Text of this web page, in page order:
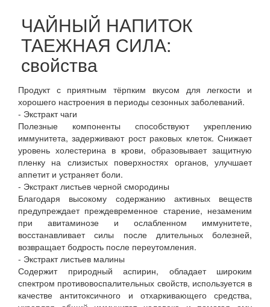
ЧАЙНЫЙ НАПИТОК
ТАЕЖНАЯ СИЛА:
свойства
Продукт с приятным тёрпким вкусом для легкости и
хорошего настроения в периоды сезонных заболеваний.
- Экстракт чаги
Полезные компоненты способствуют укреплению
иммунитета, задерживают рост раковых клеток. Снижает
уровень холестерина в крови, образовывает защитную
пленку на слизистых поверхностях органов, улучшает
аппетит и устраняет боли.
- Экстракт листьев черной смородины
Благодаря высокому содержанию активных веществ
предупреждает преждевременное старение, незаменим
при авитаминозе и ослабленном иммунитете,
восстанавливает силы после длительных болезней,
возвращает бодрость после переутомления.
- Экстракт листьев малины
Содержит природный аспирин, обладает широким
спектром противовоспалительных свойств, используется в
качестве антитоксичного и отхаркивающего средства,